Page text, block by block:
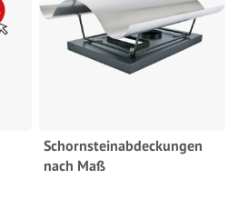
Schornsteinabdeckungen
nach Maß